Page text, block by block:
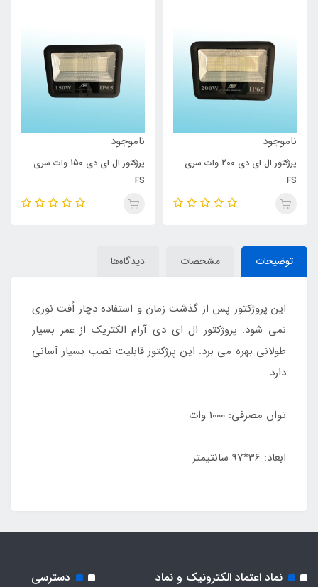
ناموجود
پرژکتور ال ای دی 200 وات سری
FS
ناموجود
پرژکتور ال ای دی 150 وات سری
FS
توضیحات مشخصات دیدگاه‌ها
این پروژکتور پس از گذشت زمان و استفاده دچار اُفت نوری
نمی شود. پروژکتور ال ای دی آرام الکتریک از عمر بسیار
طولانی بهره می برد. این پرژکتور قابلیت نصب بسیار آسانی
دارد .
توان مصرفی: 1000 وات
ابعاد: 36*97 سانتیمتر
نماد اعتماد الکترونیک و نماد
دسترسی